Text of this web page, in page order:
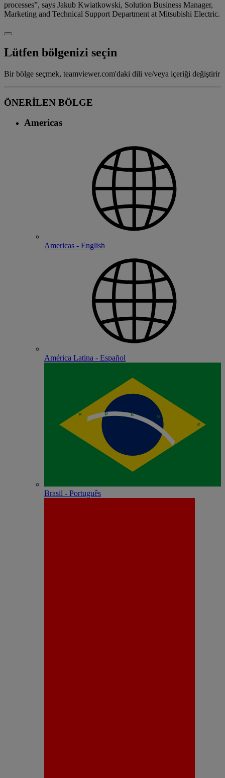
processes”, says Jakub Kwiatkowski, Solution Business Manager,
Marketing and Technical Support Department at Mitsubishi Electric.
Lütfen bölgenizi seçin
Bir bölge seçmek, teamviewer.com'daki dili ve/veya içeriği değiştirir
ÖNERİLEN BÖLGE
Americas
Americas - English
América Latina - Español
Brasil - Português